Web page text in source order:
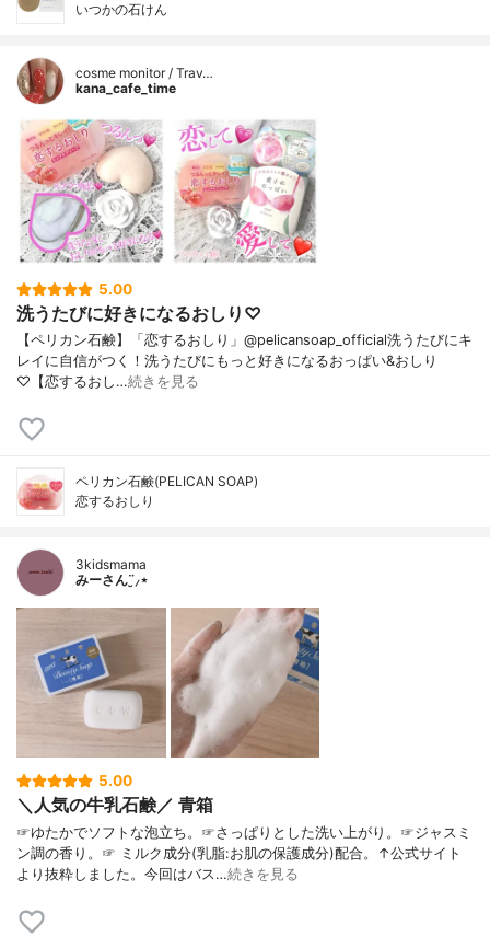
いつかの石けん
cosme monitor / Trav…
kana_cafe_time
5.00
洗うたびに好きになるおしり♡
【ペリカン石鹸】「恋するおしり」@pelicansoap_official洗うたびにキ
レイに自信がつく！洗うたびにもっと好きになるおっぱい&おしり
♡【恋するおし…続きを見る
ペリカン石鹸(PELICAN SOAP)
恋するおしり
3kidsmama
みーさん¨̮⸝⋆
5.00
＼人気の牛乳石鹸／ 青箱
☞ゆたかでソフトな泡立ち。☞さっぱりとした洗い上がり。☞ジャスミ
ン調の香り。☞ ミルク成分(乳脂:お肌の保護成分)配合。↑公式サイト
より抜粋しました。今回はバス…続きを見る